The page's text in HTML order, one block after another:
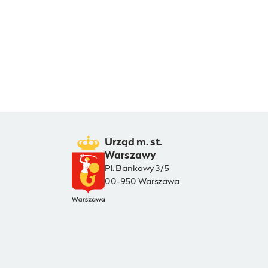
Urząd m. st.
Warszawy
Pl. Bankowy 3/5
00-950 Warszawa